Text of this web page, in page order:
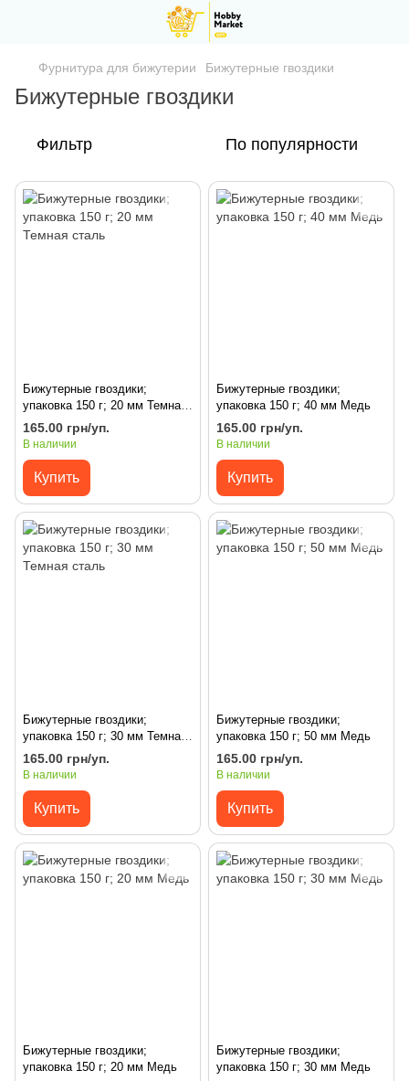
Фурнитура для бижутерии Бижутерные гвоздики
Бижутерные гвоздики
Фильтр По популярности
Бижутерные гвоздики;
упаковка 150 г; 20 мм Темная
сталь
165.00 грн/уп.
В наличии
Купить
Бижутерные гвоздики;
упаковка 150 г; 40 мм Медь
165.00 грн/уп.
В наличии
Купить
Бижутерные гвоздики;
упаковка 150 г; 30 мм Темная
сталь
165.00 грн/уп.
В наличии
Купить
Бижутерные гвоздики;
упаковка 150 г; 50 мм Медь
165.00 грн/уп.
В наличии
Купить
Бижутерные гвоздики;
упаковка 150 г; 20 мм Медь
Бижутерные гвоздики;
упаковка 150 г; 30 мм Медь